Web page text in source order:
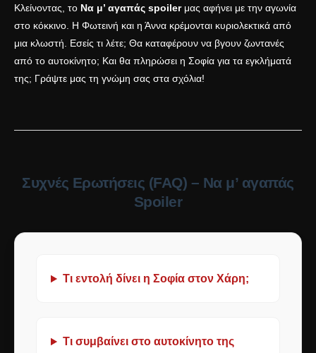
Κλείνοντας, το Να μ’ αγαπάς spoilerμας αφήνει με την αγωνία
στο κόκκινο. Η Φωτεινή και η Άννα κρέμονται κυριολεκτικά από
μια κλωστή. Εσείς τι λέτε; Θα καταφέρουν να βγουν ζωντανές
από το αυτοκίνητο; Και θα πληρώσει η Σοφία για τα εγκλήματά
της; Γράψτε μας τη γνώμη σας στα σχόλια!
Συχνές Ερωτήσεις (FAQ) – Να μ’ αγαπάς
Spoiler
Τι εντολή δίνει η Σοφία στον Χάρη;
Τι συμβαίνει στο αυτοκίνητο της